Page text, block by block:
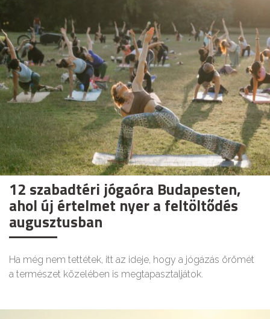
12 szabadtéri jógaóra Budapesten,
ahol új értelmet nyer a feltöltődés
augusztusban
Ha még nem tettétek, itt az ideje, hogy a jógázás örömét
a természet közelében is megtapasztaljátok.